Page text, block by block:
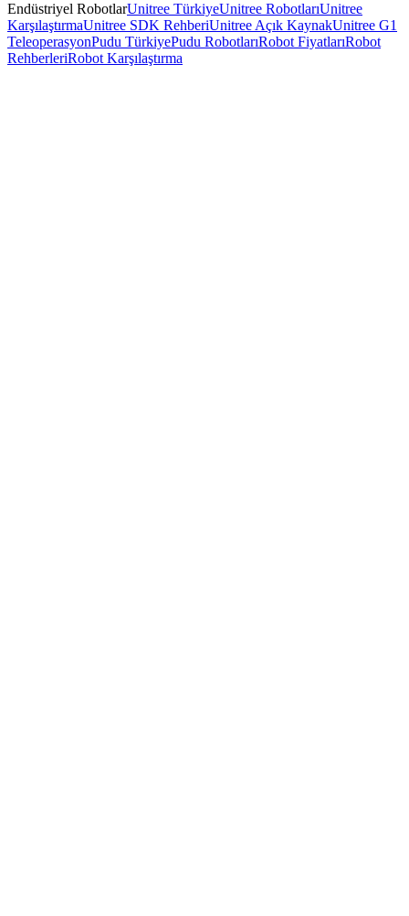
Endüstriyel RobotlarUnitree TürkiyeUnitree RobotlarıUnitree
KarşılaştırmaUnitree SDK RehberiUnitree Açık KaynakUnitree G1
TeleoperasyonPudu TürkiyePudu RobotlarıRobot FiyatlarıRobot
RehberleriRobot Karşılaştırma